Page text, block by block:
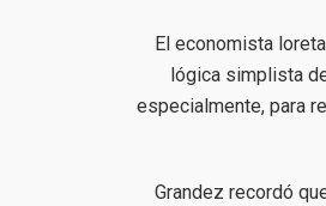
El economista
lógica simplista
especialmente, para
Grandez recordó